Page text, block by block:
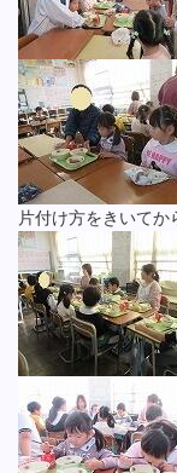
片付け方をきいてか